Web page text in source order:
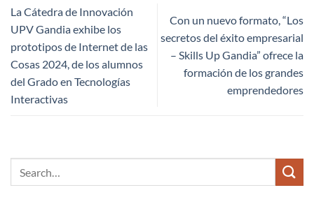
La Cátedra de Innovación
UPV Gandia exhibe los
prototipos de Internet de las
Cosas 2024, de los alumnos
del Grado en Tecnologías
Interactivas
Con un nuevo formato, “Los
secretos del éxito empresarial
– Skills Up Gandia” ofrece la
formación de los grandes
emprendedores